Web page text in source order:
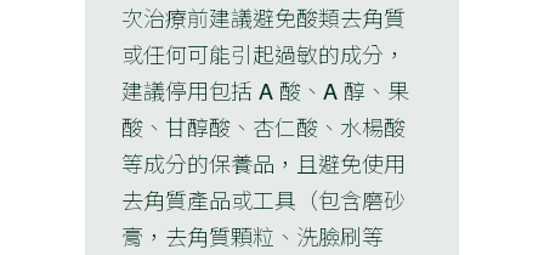
次治療前建議避免酸類去角質
或任何可能引起過敏的成分，
建議停用包括 A 酸、A 醇、果
酸、甘醇酸、杏仁酸、水楊酸
等成分的保養品，且避免使用
去角質產品或工具（包含磨砂
膏，去角質顆粒、洗臉刷等